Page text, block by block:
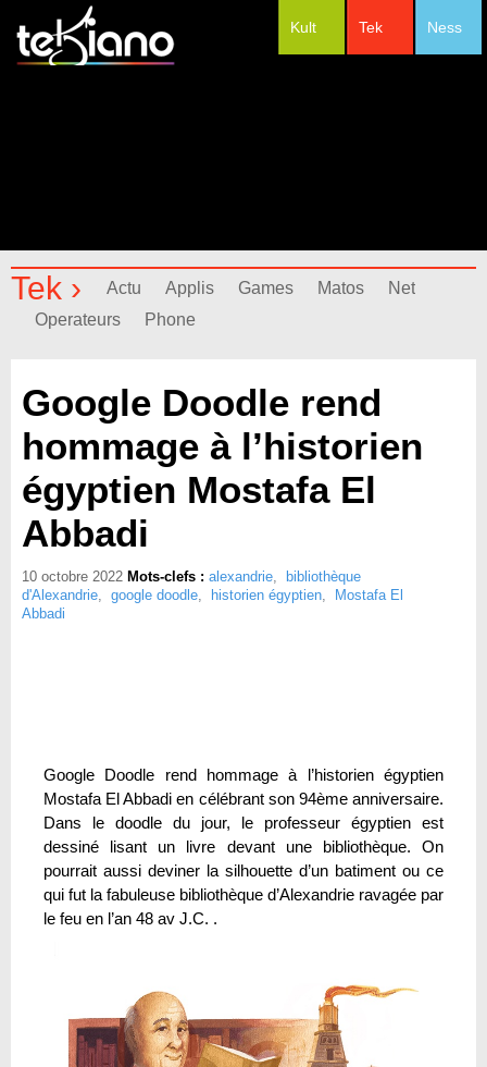
Ness
Tek
Kult
Tek › Actu Applis Games Matos
Net
Operateurs
Phone
Google Doodle rend
hommage à l’historien
égyptien Mostafa El
Abbadi
10 octobre 2022 Mots-clefs : alexandrie,
bibliothèque
d'Alexandrie, google doodle, historien égyptien,
Mostafa El
Abbadi
Google Doodle rend hommage à l’historien égyptien
Mostafa El Abbadi en célébrant son 94ème anniversaire.
Dans le doodle du jour, le professeur égyptien est
dessiné lisant un livre devant une bibliothèque. On
pourrait aussi deviner la silhouette d’un batiment ou ce
qui fut la fabuleuse bibliothèque d’Alexandrie ravagée par
le feu en l’an 48 av J.C. .